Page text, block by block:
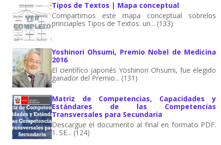
Tipos de Textos | Mapa conceptual
Compartimos este mapa conceptual sobrelos
princiaples Tipos de Textos. un... (133)
Yoshinori Ohsumi, Premio Nobel de Medicina
2016
El científico japonés Yoshinori Ohsumi, fue elegido
ganador del Premio... (131)
Matriz de Competencias, Capacidades y
Estándares de las Competencias
Transversales para Secundaria
Descargue el documento al final en formato PDF.
1. SE... (124)